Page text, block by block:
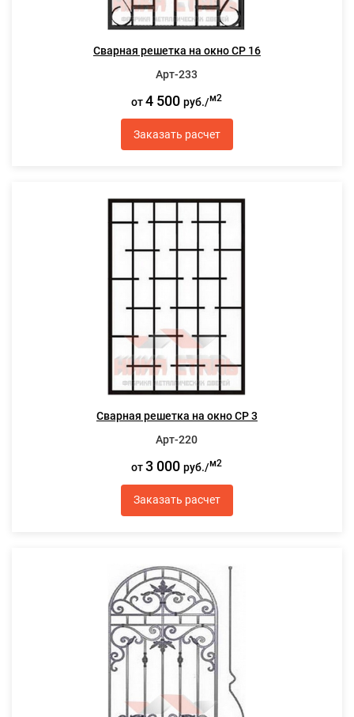
Сварная решетка на окно СР 16
Арт-233
от4 500руб./м2
Заказать расчет
Сварная решетка на окно СР 3
Арт-220
от3 000руб./м2
Заказать расчет